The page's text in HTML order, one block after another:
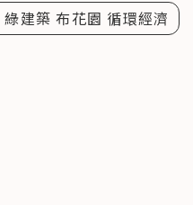
建築 布花園 循環經濟